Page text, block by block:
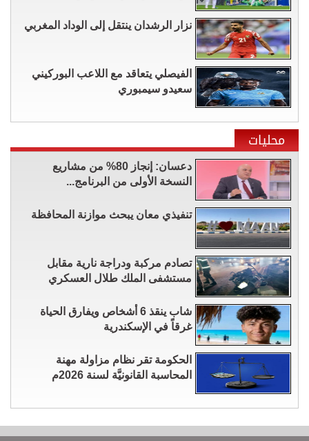
نزار الرشدان ينتقل إلى الوداد المغربي
الفيصلي يتعاقد مع اللاعب البوركيني
سعيدو سيمبوري
محليات
دعسان: إنجاز 80% من مشاريع
النسخة الأولى من البرنامج...
تنفيذي معان يبحث موازنة المحافظة
تصادم مركبة ودراجة نارية مقابل
مستشفى الملك طلال العسكري
شاب ينقذ 6 أشخاص ويفارق الحياة
غرقاً في الإسكندرية
الحكومة تقر نظام مزاولة مهنة
المحاسبة القانونيَّة لسنة 2026م